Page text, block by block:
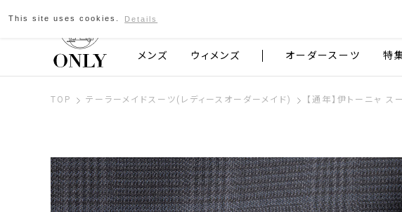
京都発のスーツブランド ONLY
メンズ ウィメンズ オーダースーツ 特
TOP テーラーメイドスーツ(レディースオーダーメイド) 【通年】伊トーニャ
This site uses cookies. Details